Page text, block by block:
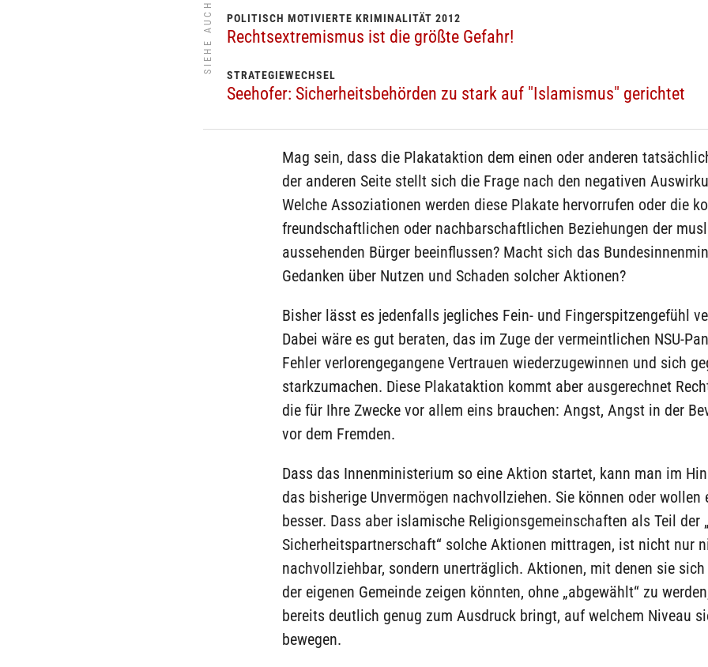
SIEHE AUCH POLITISCH MOTIVIERTE KRIMINALITÄT 2012
Rechtsextremismus ist die größte Gefahr!
STRATEGIEWECHSEL
Seehofer: Sicherheitsbehörden zu stark auf "Islamismus" gerichtet
Mag sein, dass die Plakataktion dem einen oder anderen
der anderen Seite stellt sich die Frage nach den negativen
Welche Assoziationen werden diese Plakate hervorrufen oder die
freundschaftlichen oder nachbarschaftlichen Beziehungen der
aussehenden Bürger beeinflussen? Macht sich das
Gedanken über Nutzen und Schaden solcher Aktionen?
Bisher lässt es jedenfalls jegliches Fein- und Fingerspitzengefühl
Dabei wäre es gut beraten, das im Zuge der vermeintlichen NSU-
Fehler verlorengegangene Vertrauen wiederzugewinnen und sich
starkzumachen. Diese Plakataktion kommt aber ausgerechnet
die für Ihre Zwecke vor allem eins brauchen: Angst, Angst in der
vor dem Fremden.
Dass das Innenministerium so eine Aktion startet, kann man im
das bisherige Unvermögen nachvollziehen. Sie können oder wollen
besser. Dass aber islamische Religionsgemeinschaften als Teil der
Sicherheitspartnerschaft“ solche Aktionen mittragen, ist nicht nur
nachvollziehbar, sondern unerträglich. Aktionen, mit denen sie
der eigenen Gemeinde zeigen könnten, ohne „abgewählt“ zu
bereits deutlich genug zum Ausdruck bringt, auf welchem Niveau
bewegen.